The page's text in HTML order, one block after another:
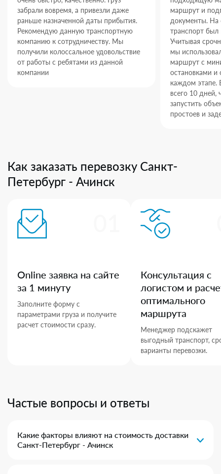
забрали вовремя, а привезли даже
раньше назначенной даты прибытия.
Рекомендую данную транспортную
компанию к сотрудничеству. Мы
получили колоссальное удовольствие
от работы с ребятами из данной
компании
маршрут и
документы. На
транспорт был
Учитывая
мы
маршрут с
остановками и
каждом этапе.
всего 10 дней,
запустить
простоев и
Как заказать перевозку Санкт-
Петербург - Ачинск
Online заявка на сайте
за 1 минуту
Заполните форму с
параметрами груза и получите
расчет стоимости сразу.
Консультация с
логистом и
оптимального
маршрута
Менеджер подскажет
выгодный транспорт,
варианты перевозки.
Частые вопросы и ответы
Какие факторы влияют на стоимость доставки
Санкт-Петербург - Ачинск